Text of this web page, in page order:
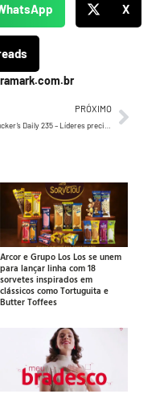
X
PRÓXIMO
Arcor e Grupo Los Los se unem
para lançar linha com 18
sorvetes inspirados em
clássicos como Tortuguita e
Butter Toffees